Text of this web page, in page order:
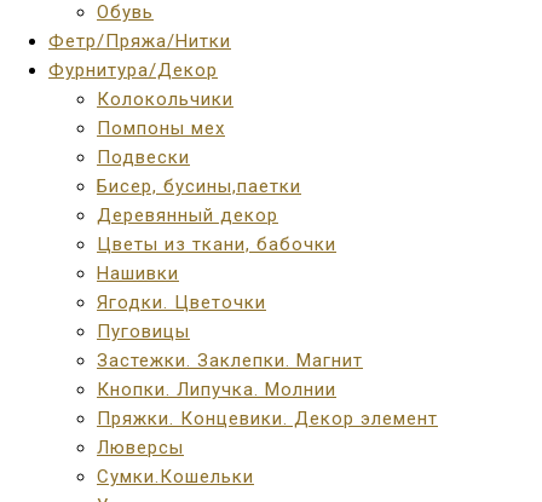
Обувь
Фетр/Пряжа/Нитки
Фурнитура/Декор
Колокольчики
Помпоны мех
Подвески
Бисер, бусины,паетки
Деревянный декор
Цветы из ткани, бабочки
Нашивки
Ягодки. Цветочки
Пуговицы
Застежки. Заклепки. Магнит
Кнопки. Липучка. Молнии
Пряжки. Концевики. Декор элемент
Люверсы
Сумки.Кошельки